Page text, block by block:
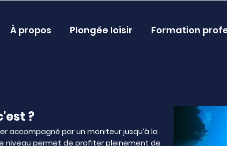
À propos Plongée loisir Formation
?
accompagné par un moniteur jusqu’à la
niveau permet de profiter pleinement de